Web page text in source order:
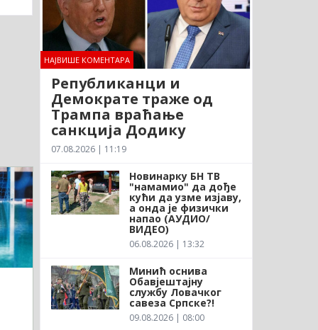
НАЈВИШЕ КОМЕНТАРА
Републиканци и
Демократе траже од
Трампа враћање
санкција Додику
07.08.2026 | 11:19
Новинарку БН ТВ
"намамио" да дође
кући да узме изјаву,
а онда је физички
напао (АУДИО/
ВИДЕО)
06.08.2026 | 13:32
Минић оснива
Обавјештајну
службу Ловачког
савеза Српске?!
09.08.2026 | 08:00